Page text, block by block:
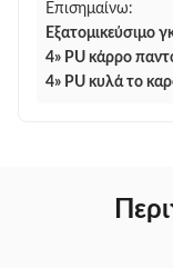
Επισημαίνω:
Εξατομικεύσιμο
4» PU κάρρο
4» PU κυλά το